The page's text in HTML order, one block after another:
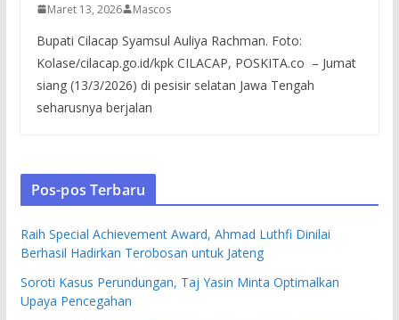
Maret 13, 2026 Mascos
Bupati Cilacap Syamsul Auliya Rachman. Foto:
Kolase/cilacap.go.id/kpk CILACAP, POSKITA.co – Jumat
siang (13/3/2026) di pesisir selatan Jawa Tengah
seharusnya berjalan
Pos-pos Terbaru
Raih Special Achievement Award, Ahmad Luthfi Dinilai
Berhasil Hadirkan Terobosan untuk Jateng
Soroti Kasus Perundungan, Taj Yasin Minta Optimalkan
Upaya Pencegahan